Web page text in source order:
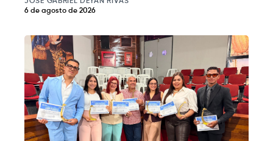
6 de agosto de 2026